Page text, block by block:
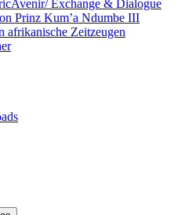
Exchange & Dialogue
Prinz Kum’a Ndumbe III
afrikanische Zeitzeugen